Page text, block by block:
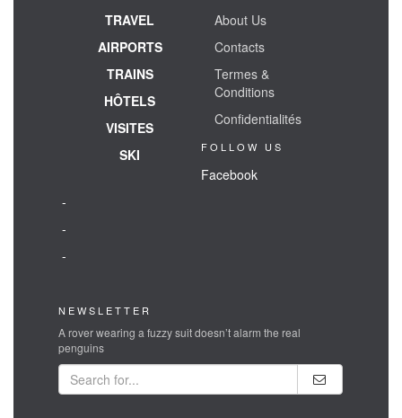
TRAVEL
AIRPORTS
TRAINS
HÔTELS
VISITES
SKI
About Us
Contacts
Termes &
Conditions
Confidentialités
FOLLOW US
Facebook
-
-
-
NEWSLETTER
A rover wearing a fuzzy suit doesn’t alarm the real
penguins